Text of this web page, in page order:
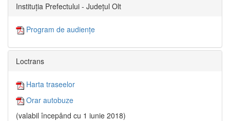
Instituția Prefectului - Județul Olt
Program de audiențe
Loctrans
Harta traseelor
Orar autobuze
(valabil începând cu 1 iunie 2018)